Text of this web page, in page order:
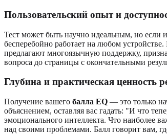
Пользовательский опыт и
Тест может быть научно идеальным, но если
бесперебойно работает на любом
предлагают многоязычную поддержку,
вопроса до страницы с окончательными
Глубина и практическая ценность
Получение вашего балла EQ — это только
объяснением, оставляя вас гадать: "И что
эмоционального интеллекта. Что наиболее
над своими проблемами. Балл говорит вам,